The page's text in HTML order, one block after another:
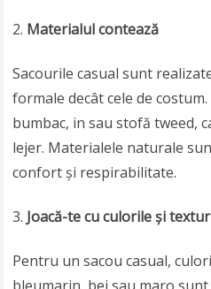
Materialul contează
Sacourile casual sunt
formale decât cele de
bumbac, in sau stofă tweed,
lejer. Materialele naturale
confort și respirabilitate.
Joacă-te cu culorile și
Pentru un sacou casual,